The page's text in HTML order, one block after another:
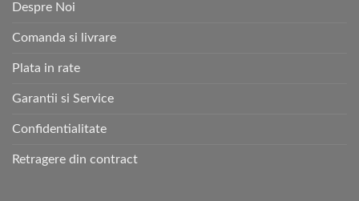
Despre Noi
Comanda si livrare
Plata in rate
Garantii si Service
Confidentialitate
Retragere din contract